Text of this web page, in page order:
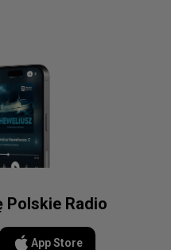
Polskie Radio
App Store